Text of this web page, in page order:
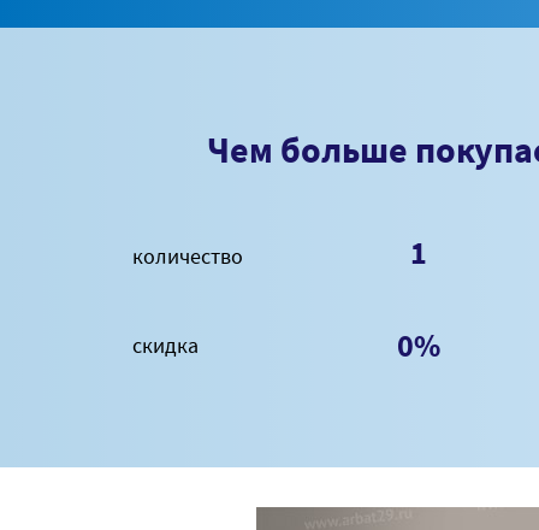
Чем больше
количество 1
скидка 0%